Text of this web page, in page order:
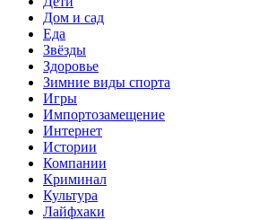
Дом и сад
Еда
Звёзды
Здоровье
Зимние виды спорта
Игры
Импортозамещение
Интернет
Истории
Компании
Криминал
Культура
Лайфхаки